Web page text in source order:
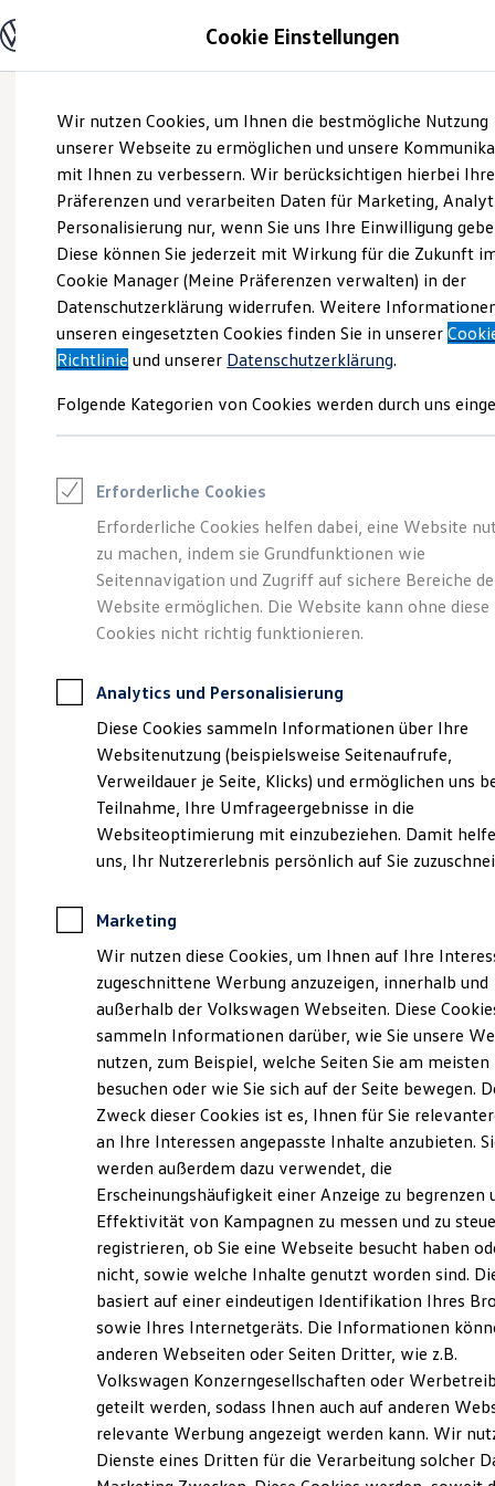
Hauptinhalt
springen
Footer
springen
Modelle und Konfigurator
Modelle vergleichen
Elektroautos
ENERGY Sondermodelle
Nutzfahrzeuge
SUV und CUV
Familienautos
Kombis
Kompaktwagen
Sportwagen
Schnell verfügbare Fahrzeuge
Angebote und Produkte
Aktuelle Angebote
E-Auto-Förderung
Volkswagen Marktplatz
Junge Gebrauchtwagen und Gebrauchtwagen
Saisonangebote
Leasing
Leasing-Angebote
Gebrauchtwagen Leasing
Junge Gebrauchtwagen-Leasing
Elektroauto Leasing
Kleinwagen-Leasing
Leasing ohne Anzahlung
Autokredit mit Schlussrate
Versicherungen und Garantien
Kfz-Versicherung
Restschuldversicherungen
Garantien
Wartungsverträge
Geschäftskunden
Professional Class bei Volkswagen
Großkunden
Behörden
Anpfiff zum Gewinn
Elektroautos
ID. Tutorials
Elektrofahrzeugkonzepte
Reichweite
Reichweite der ID. Modelle
Reichweite im Winter
Laden
Laden unterwegs
Laden Zuhause
Ladezeitensimulator
Batterie
Sicherheit
Garantie und Lebensdauer
Nachhaltigkeit
Technologie
Kosten und Kauf
Verbrauchskosten
Kaufoptionen
E-Auto-Förderung
Software und Konnektivität
Die ID. Software 6
ID. Software Versionen und Updates
Digitale Extras
Schnittstellen zu Ihrem ID.
Die ENERGY
Sondermodelle
Impressum & Rechtliches)
Probefahrt vereinbaren
Fahrzeugangebot anfordern
Servicetermin buchen
Serviceanfrage stellen
Cookie Einstellungen
Wir nutzen Cookies, um Ihnen die bestmögliche Nutzung
unserer Webseite zu ermöglichen und unsere
mit Ihnen zu verbessern. Wir berücksichtigen hierbei Ihre
Präferenzen und verarbeiten Daten für Marketing,
Personalisierung nur, wenn Sie uns Ihre Einwilligung
Diese können Sie jederzeit mit Wirkung für die Zukunft
Cookie Manager (Meine Präferenzen verwalten) in der
Datenschutzerklärung widerrufen. Weitere
unseren eingesetzten Cookies finden Sie in unserer
Richtlinie und unserer Datenschutzerklärung.
Folgende Kategorien von Cookies werden durch uns
Erforderliche Cookies
Erforderliche Cookies helfen dabei, eine Website
zu machen, indem sie Grundfunktionen wie
Seitennavigation und Zugriff auf sichere Bereiche
Website ermöglichen. Die Website kann ohne diese
Cookies nicht richtig funktionieren.
Analytics und Personalisierung
Diese Cookies sammeln Informationen über Ihre
Websitenutzung (beispielsweise Seitenaufrufe,
Verweildauer je Seite, Klicks) und ermöglichen uns
Teilnahme, Ihre Umfrageergebnisse in die
Websiteoptimierung mit einzubeziehen. Damit
uns, Ihr Nutzererlebnis persönlich auf Sie
Marketing
Wir nutzen diese Cookies, um Ihnen auf Ihre
zugeschnittene Werbung anzuzeigen, innerhalb und
außerhalb der Volkswagen Webseiten. Diese
sammeln Informationen darüber, wie Sie unsere
nutzen, zum Beispiel, welche Seiten Sie am meisten
besuchen oder wie Sie sich auf der Seite bewegen.
Zweck dieser Cookies ist es, Ihnen für Sie
an Ihre Interessen angepasste Inhalte anzubieten.
werden außerdem dazu verwendet, die
Erscheinungshäufigkeit einer Anzeige zu begrenzen
Effektivität von Kampagnen zu messen und zu
registrieren, ob Sie eine Webseite besucht haben
nicht, sowie welche Inhalte genutzt worden sind.
basiert auf einer eindeutigen Identifikation Ihres
sowie Ihres Internetgeräts. Die Informationen
anderen Webseiten oder Seiten Dritter, wie z.B.
Volkswagen Konzerngesellschaften oder
geteilt werden, sodass Ihnen auch auf anderen
relevante Werbung angezeigt werden kann. Wir
Dienste eines Dritten für die Verarbeitung solcher